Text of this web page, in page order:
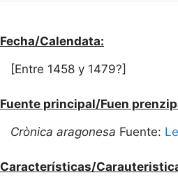
Fecha/Calendata:
[Entre 1458 y 1479?]
Fuente principal/Fuen
Crònica aragonesa Fuente:
Características/